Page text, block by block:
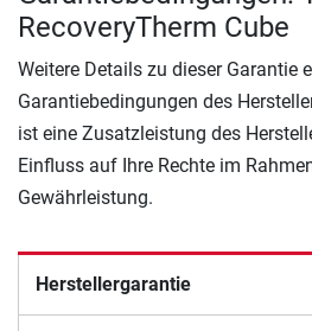
RecoveryTherm Cube
Weitere Details zu dieser Garantie
Garantiebedingungen des
ist eine Zusatzleistung des
Einfluss auf Ihre Rechte im
Gewährleistung.
Herstellergarantie